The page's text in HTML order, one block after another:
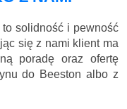
to solidność i pewność
się z nami klient ma
poradę oraz ofertę
do Beeston albo z